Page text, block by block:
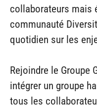
collaborateurs mais
communauté
quotidien sur les
Rejoindre le Groupe
intégrer un groupe
tous les